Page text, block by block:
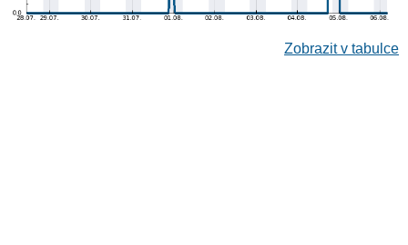
Zobrazit v tabulce